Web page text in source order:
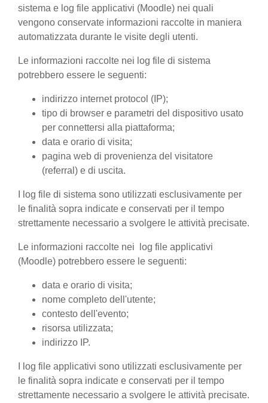
sistema e log file applicativi (Moodle) nei quali
vengono conservate informazioni raccolte in maniera
automatizzata durante le visite degli utenti.
Le informazioni raccolte nei log file di sistema
potrebbero essere le seguenti:
indirizzo internet protocol (IP);
tipo di browser e parametri del dispositivo usato
per connettersi alla piattaforma;
data e orario di visita;
pagina web di provenienza del visitatore
(referral) e di uscita.
I log file di sistema sono utilizzati esclusivamente per
le finalità sopra indicate e conservati per il tempo
strettamente necessario a svolgere le attività precisate.
Le informazioni raccolte nei log file applicativi
(Moodle) potrebbero essere le seguenti:
data e orario di visita;
nome completo dell'utente;
contesto dell'evento;
risorsa utilizzata;
indirizzo IP.
I log file applicativi sono utilizzati esclusivamente per
le finalità sopra indicate e conservati per il tempo
strettamente necessario a svolgere le attività precisate.